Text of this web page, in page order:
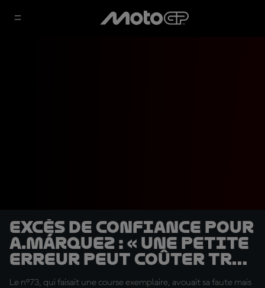
Excès de confiance pour
A.Márquez : « Une petite
erreur peut coûter très
cher »
Le n°73, qui faisait une course exemplaire, avouait sa faute mais